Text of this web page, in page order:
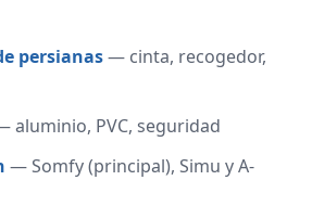
persianas— cinta, recogedor,
aluminio, PVC, seguridad
— Somfy (principal), Simu y A-